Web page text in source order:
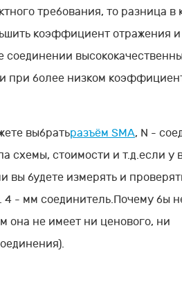
требования, то разница в
коэффициент отражения
соединении
при более низком
выбратьразъём SMA, N -
схемы, стоимости и т.д.если у
вы будете измерять и
- мм соединитель.Почему бы
она не имеет ни ценового, ни